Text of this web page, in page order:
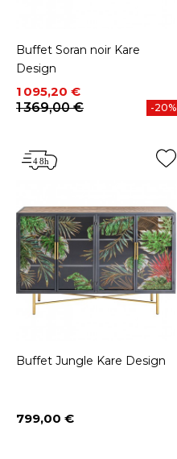
Buffet Soran noir Kare
Design
Prix
1 095,20 €
Prix de base
1 369,00 €
-20%
Buffet Jungle Kare Design
Prix
799,00 €